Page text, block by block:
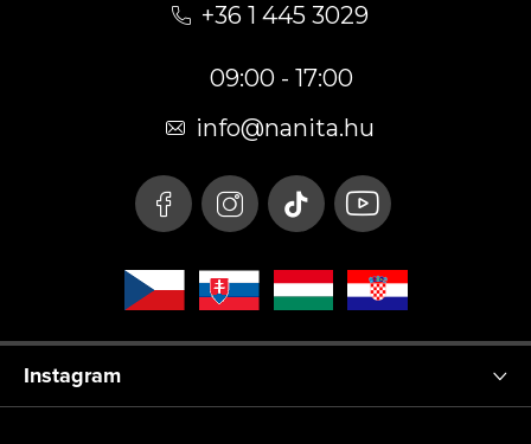
+36 1 445 3029
09:00 - 17:00
info@nanita.hu
Instagram